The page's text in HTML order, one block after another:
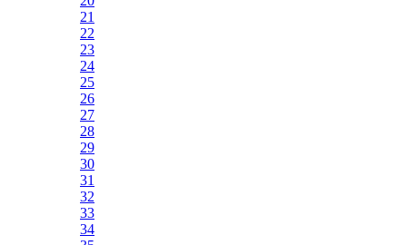
21
22
23
24
25
26
27
28
29
30
31
32
33
34